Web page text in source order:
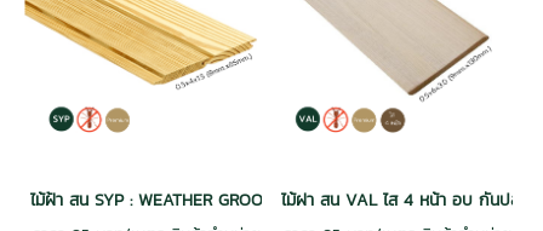
ไม้ฝ้า สน SYP : WEATHER GROOVE ฝาร่องวี อบ กันปลวก H3.2 เกรดพรี
ไม้ฝา สน VAL ไส 4 หน้า อบ กันปลวก